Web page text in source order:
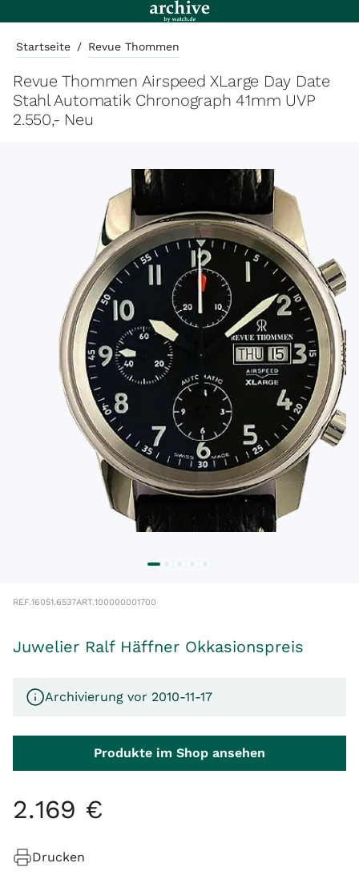
Startseite / Revue Thommen
Revue Thommen Airspeed XLarge Day Date
Stahl Automatik Chronograph 41mm UVP
2.550,- Neu
REF.16051.6537ART.100000001700
Juwelier Ralf Häffner Okkasionspreis
Archivierung vor 2010-11-17
Produkte im Shop ansehen
2.169 €
Drucken